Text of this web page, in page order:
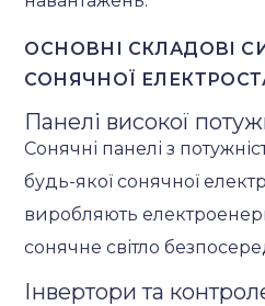
ОСНОВНІ СКЛАДОВІ
СОНЯЧНОЇ
Панелі високої
Сонячні панелі з
будь-якої сонячної
виробляють
сонячне світло
Інвертори та